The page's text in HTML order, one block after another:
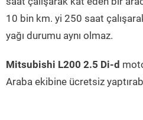
10 bin km. yi 250 saat
yağı durumu aynı olmaz.
Mitsubishi L200 2.5 Di-d
Araba ekibine ücretsiz